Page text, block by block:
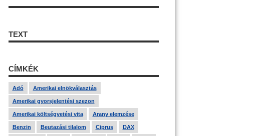
TEXT
CÍMKÉK
Adó Amerikai elnökválasztás
Amerikai gyorsjelentési szezon
Amerikai költségvetési vita Arany elemzése
Benzin Beutazási tilalom Ciprus DAX